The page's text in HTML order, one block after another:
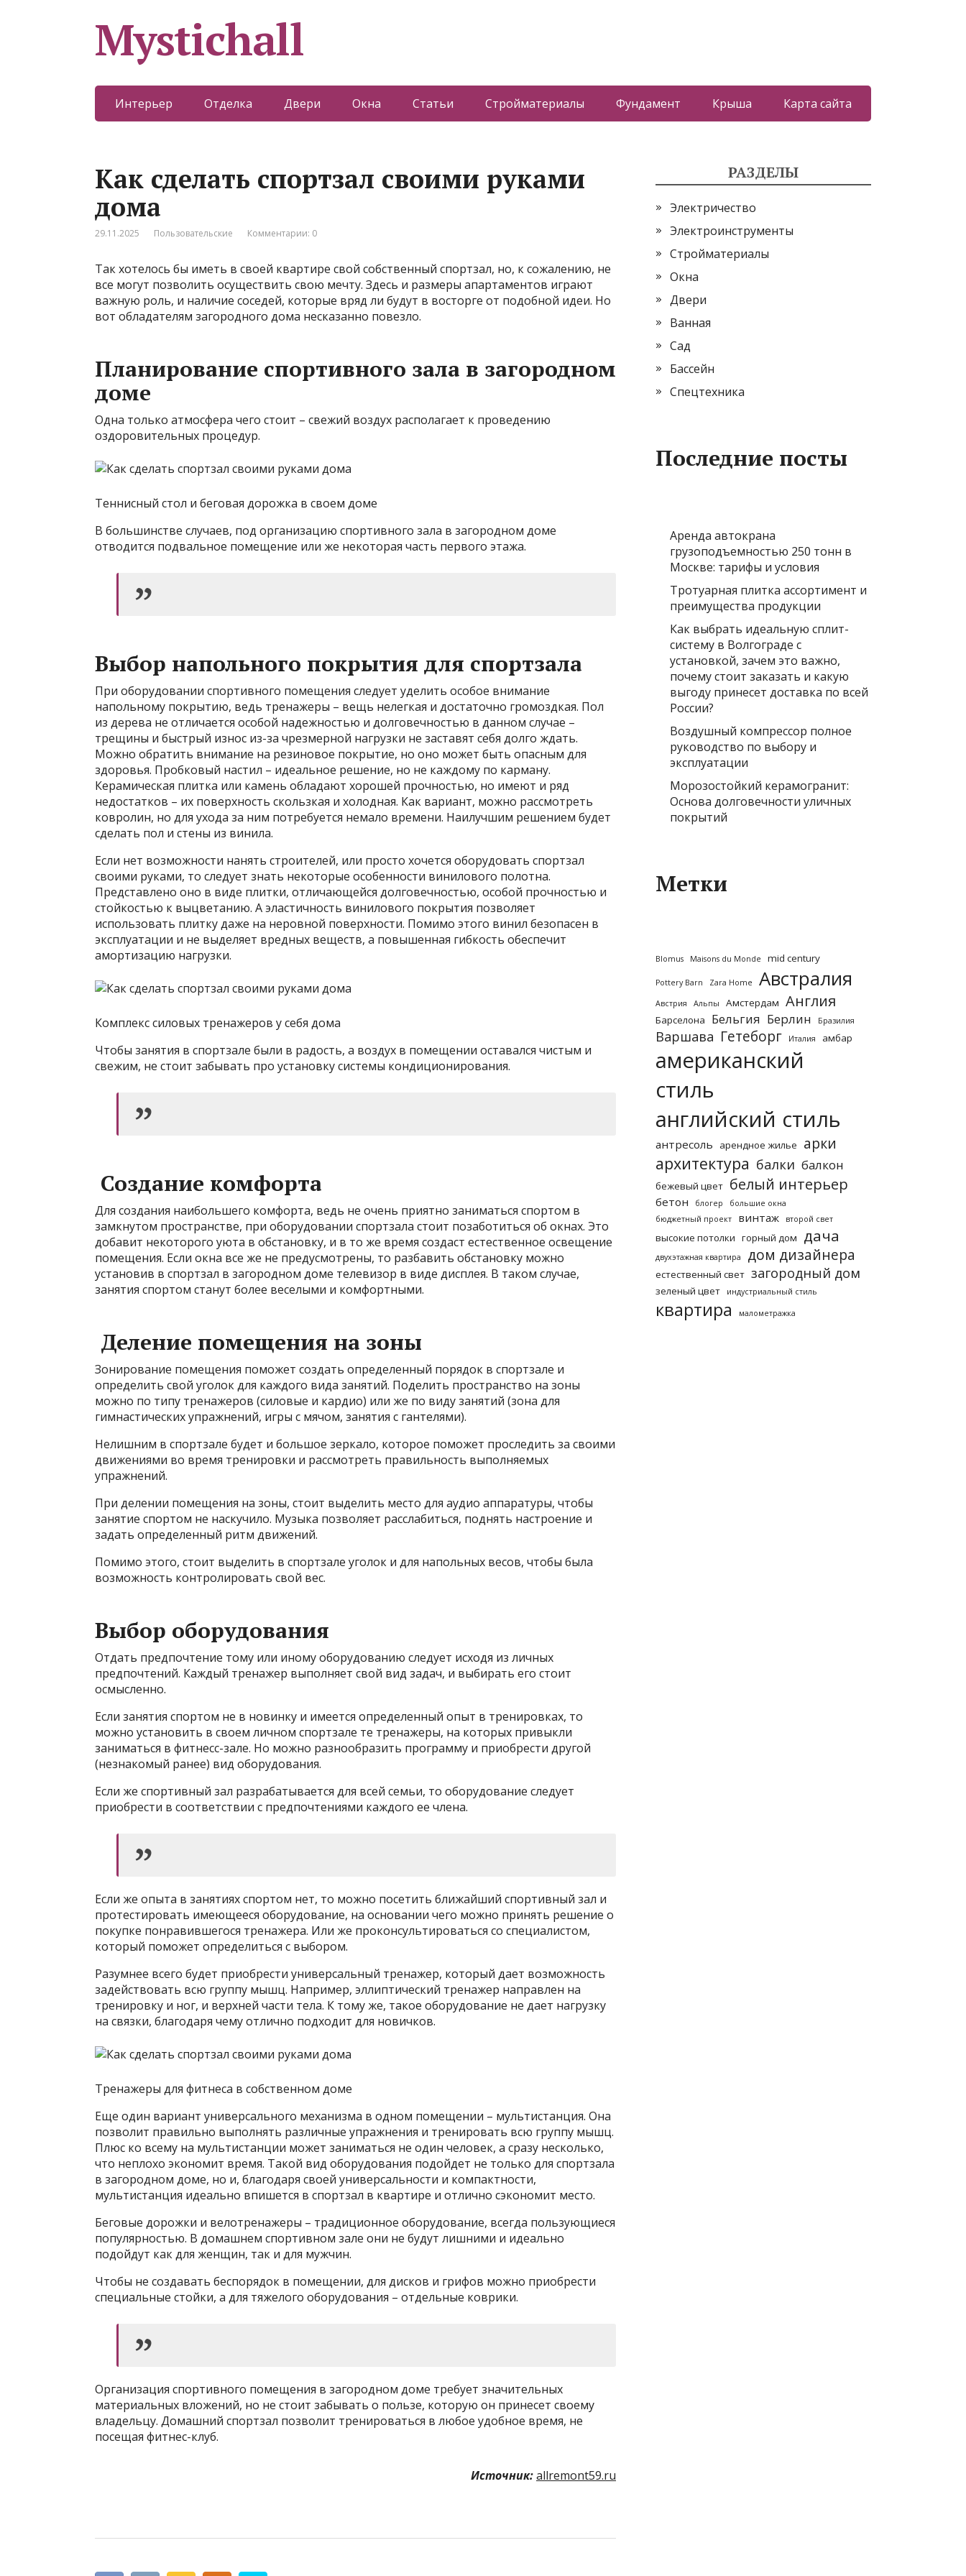
Mystichall
Интерьер Отделка Двери Окна Статьи Стройматериалы Фундамент Крыша Карта сайта
Как сделать спортзал своими руками
дома
29.11.2025 Пользовательские Комментарии: 0
Так хотелось бы иметь в своей квартире свой собственный спортзал, но, к сожалению, не
все могут позволить осуществить свою мечту. Здесь и размеры апартаментов играют
важную роль, и наличие соседей, которые вряд ли будут в восторге от подобной идеи. Но
вот обладателям загородного дома несказанно повезло.
Планирование спортивного зала в загородном
доме
Одна только атмосфера чего стоит – свежий воздух располагает к проведению
оздоровительных процедур.
Теннисный стол и беговая дорожка в своем доме
В большинстве случаев, под организацию спортивного зала в загородном доме
отводится подвальное помещение или же некоторая часть первого этажа.
Выбор напольного покрытия для спортзала
При оборудовании спортивного помещения следует уделить особое внимание
напольному покрытию, ведь тренажеры – вещь нелегкая и достаточно громоздкая. Пол
из дерева не отличается особой надежностью и долговечностью в данном случае –
трещины и быстрый износ из-за чрезмерной нагрузки не заставят себя долго ждать.
Можно обратить внимание на резиновое покрытие, но оно может быть опасным для
здоровья. Пробковый настил – идеальное решение, но не каждому по карману.
Керамическая плитка или камень обладают хорошей прочностью, но имеют и ряд
недостатков – их поверхность скользкая и холодная. Как вариант, можно рассмотреть
ковролин, но для ухода за ним потребуется немало времени. Наилучшим решением будет
сделать пол и стены из винила.
Если нет возможности нанять строителей, или просто хочется оборудовать спортзал
своими руками, то следует знать некоторые особенности винилового полотна.
Представлено оно в виде плитки, отличающейся долговечностью, особой прочностью и
стойкостью к выцветанию. А эластичность винилового покрытия позволяет
использовать плитку даже на неровной поверхности. Помимо этого винил безопасен в
эксплуатации и не выделяет вредных веществ, а повышенная гибкость обеспечит
амортизацию нагрузки.
Комплекс силовых тренажеров у себя дома
Чтобы занятия в спортзале были в радость, а воздух в помещении оставался чистым и
свежим, не стоит забывать про установку системы кондиционирования.
Создание комфорта
Для создания наибольшего комфорта, ведь не очень приятно заниматься спортом в
замкнутом пространстве, при оборудовании спортзала стоит позаботиться об окнах. Это
добавит некоторого уюта в обстановку, и в то же время создаст естественное освещение
помещения. Если окна все же не предусмотрены, то разбавить обстановку можно
установив в спортзал в загородном доме телевизор в виде дисплея. В таком случае,
занятия спортом станут более веселыми и комфортными.
Деление помещения на зоны
Зонирование помещения поможет создать определенный порядок в спортзале и
определить свой уголок для каждого вида занятий. Поделить пространство на зоны
можно по типу тренажеров (силовые и кардио) или же по виду занятий (зона для
гимнастических упражнений, игры с мячом, занятия с гантелями).
Нелишним в спортзале будет и большое зеркало, которое поможет проследить за своими
движениями во время тренировки и рассмотреть правильность выполняемых
упражнений.
При делении помещения на зоны, стоит выделить место для аудио аппаратуры, чтобы
занятие спортом не наскучило. Музыка позволяет расслабиться, поднять настроение и
задать определенный ритм движений.
Помимо этого, стоит выделить в спортзале уголок и для напольных весов, чтобы была
возможность контролировать свой вес.
Выбор оборудования
Отдать предпочтение тому или иному оборудованию следует исходя из личных
предпочтений. Каждый тренажер выполняет свой вид задач, и выбирать его стоит
осмысленно.
Если занятия спортом не в новинку и имеется определенный опыт в тренировках, то
можно установить в своем личном спортзале те тренажеры, на которых привыкли
заниматься в фитнесс-зале. Но можно разнообразить программу и приобрести другой
(незнакомый ранее) вид оборудования.
Если же спортивный зал разрабатывается для всей семьи, то оборудование следует
приобрести в соответствии с предпочтениями каждого ее члена.
Если же опыта в занятиях спортом нет, то можно посетить ближайший спортивный зал и
протестировать имеющееся оборудование, на основании чего можно принять решение о
покупке понравившегося тренажера. Или же проконсультироваться со специалистом,
который поможет определиться с выбором.
Разумнее всего будет приобрести универсальный тренажер, который дает возможность
задействовать всю группу мышц. Например, эллиптический тренажер направлен на
тренировку и ног, и верхней части тела. К тому же, такое оборудование не дает нагрузку
на связки, благодаря чему отлично подходит для новичков.
Тренажеры для фитнеса в собственном доме
Еще один вариант универсального механизма в одном помещении – мультистанция. Она
позволит правильно выполнять различные упражнения и тренировать всю группу мышц.
Плюс ко всему на мультистанции может заниматься не один человек, а сразу несколько,
что неплохо экономит время. Такой вид оборудования подойдет не только для спортзала
в загородном доме, но и, благодаря своей универсальности и компактности,
мультистанция идеально впишется в спортзал в квартире и отлично сэкономит место.
Беговые дорожки и велотренажеры – традиционное оборудование, всегда пользующиеся
популярностью. В домашнем спортивном зале они не будут лишними и идеально
подойдут как для женщин, так и для мужчин.
Чтобы не создавать беспорядок в помещении, для дисков и грифов можно приобрести
специальные стойки, а для тяжелого оборудования – отдельные коврики.
Организация спортивного помещения в загородном доме требует значительных
материальных вложений, но не стоит забывать о пользе, которую он принесет своему
владельцу. Домашний спортзал позволит тренироваться в любое удобное время, не
посещая фитнес-клуб.
Источник:allremont59.ru
РАЗДЕЛЫ
Электричество
Электроинструменты
Стройматериалы
Окна
Двери
Ванная
Сад
Бассейн
Спецтехника
Последние посты
Аренда автокрана
грузоподъемностью 250 тонн в
Москве: тарифы и условия
Тротуарная плитка ассортимент и
преимущества продукции
Как выбрать идеальную сплит-
систему в Волгограде с
установкой, зачем это важно,
почему стоит заказать и какую
выгоду принесет доставка по всей
России?
Воздушный компрессор полное
руководство по выбору и
эксплуатации
Морозостойкий керамогранит:
Основа долговечности уличных
покрытий
Метки
Blomus Maisons du Monde mid century
Pottery Barn Zara Home Австралия
Австрия Альпы Амстердам Англия
Барселона Бельгия Берлин Бразилия
Варшава Гетеборг Италия амбар
американский
стиль
английский стиль
антресоль арендное жилье арки
архитектура балки балкон
бежевый цвет белый интерьер
бетон блогер
большие окна
бюджетный проект
винтаж второй свет
высокие потолки горный дом дача
двухэтажная квартира дом дизайнера
естественный свет загородный дом
зеленый цвет индустриальный стиль
квартира малометражка